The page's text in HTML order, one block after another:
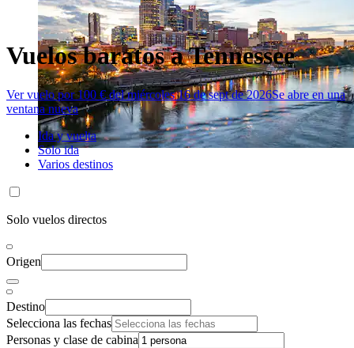
Vuelos baratos a Tennessee
Ver vuelo por 100 € del miércoles 16 de sept de 2026Se abre en una
ventana nueva
Ida y vuelta
Solo ida
Varios destinos
Solo vuelos directos
Origen
Destino
Selecciona las fechas
Personas y clase de cabina